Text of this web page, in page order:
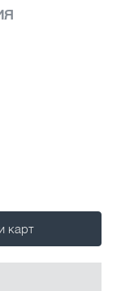
карт